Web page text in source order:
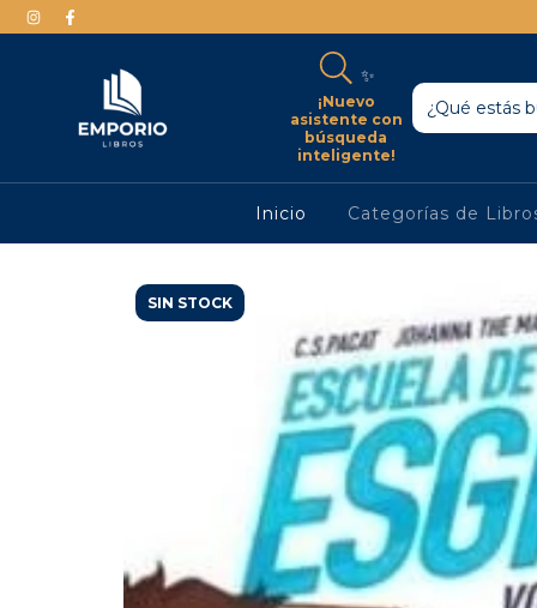
✨
¡Nuevo
asistente con
búsqueda
inteligente!
Inicio Categorías de
SIN STOCK